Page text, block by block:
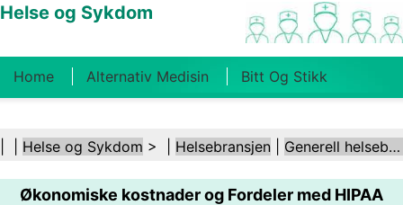
Helse og Sykdom
Home Alternativ Medisin Bitt Og Stikk
Kosthold Og Ernæring Familiehelse
Helsebransjen Psykisk Helse Folkehelse Og
Helse og Sykdom > | Helsebransjen Generell helsebransje
Økonomiske kostnader og Fordeler med HIPAA